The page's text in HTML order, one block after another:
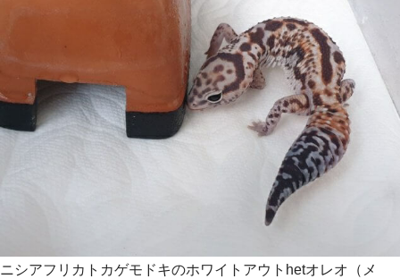
ニシアフリカトカゲモドキのホワイトアウトhetオレオ（メ